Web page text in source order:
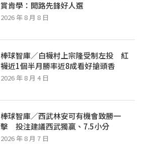
賞肯學：開路先鋒好人選
2026 年 8 月 8 日
棒球智庫／白襪村上宗隆受制左投 紅
襪近1個半月勝率近8成看好搶頭香
2026 年 8 月 4 日
棒球智庫／西武林安可有機會致勝一
擊 投注建議西武獨贏、7.5小分
2026 年 8 月 7 日